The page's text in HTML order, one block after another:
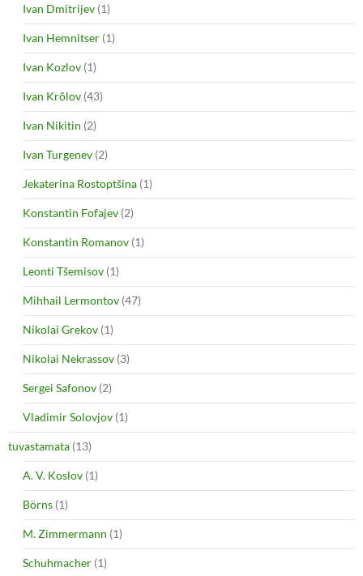
Ivan Dmitrijev (1)
Ivan Hemnitser (1)
Ivan Kozlov (1)
Ivan Krõlov (43)
Ivan Nikitin (2)
Ivan Turgenev (2)
Jekaterina Rostoptšina (1)
Konstantin Fofajev (2)
Konstantin Romanov (1)
Leonti Tšemisov (1)
Mihhail Lermontov (47)
Nikolai Grekov (1)
Nikolai Nekrassov (3)
Sergei Safonov (2)
Vladimir Solovjov (1)
tuvastamata (13)
A. V. Koslov (1)
Börns (1)
M. Zimmermann (1)
Schuhmacher (1)